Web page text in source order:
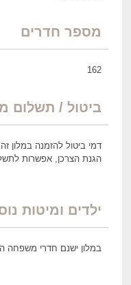
מספר חדרים
162
ביטול / תשלום
דמי ביטול להזמנה במלון
הגנת הצרכן, אפשרות
ילדים ומיטות
במלון ישנם חדרי משפחה